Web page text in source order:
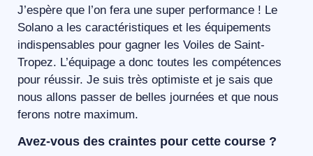
J’espère que l’on fera une super performance ! Le
Solano a les caractéristiques et les équipements
indispensables pour gagner les Voiles de Saint-
Tropez. L’équipage a donc toutes les compétences
pour réussir. Je suis très optimiste et je sais que
nous allons passer de belles journées et que nous
ferons notre maximum.
Avez-vous des craintes pour cette course ?